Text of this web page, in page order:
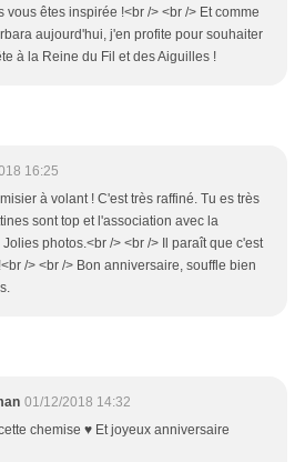
vous êtes inspirée !<br /> <br /> Et comme
aujourd'hui, j'en profite pour souhaiter
à la Reine du Fil et des Aiguilles !
16:25
à volant ! C'est très raffiné. Tu es très
sont top et l'association avec la
photos.<br /> <br /> Il paraît que c'est
/> <br /> Bon anniversaire, souffle bien
01/12/2018 14:32
chemise ♥ Et joyeux anniversaire